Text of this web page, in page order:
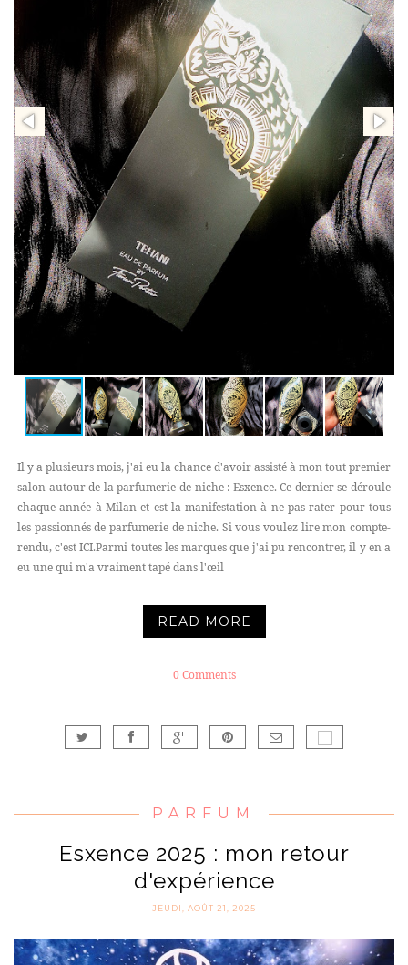
Il y a plusieurs mois, j'ai eu la chance d'avoir assisté à mon tout premier
salon autour de la parfumerie de niche : Esxence. Ce dernier se déroule
chaque année à Milan et est la manifestation à ne pas rater pour tous
les passionnés de parfumerie de niche. Si vous voulez lire mon compte-
rendu, c'est ICI.Parmi toutes les marques que j'ai pu rencontrer, il y en a
eu une qui m'a vraiment tapé dans l'œil
READ MORE
0 Comments
PARFUM
Esxence 2025 : mon retour
d'expérience
JEUDI, AOÛT 21, 2025